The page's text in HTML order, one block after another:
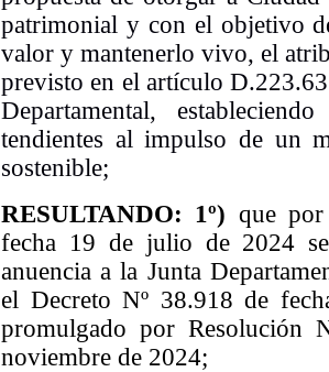
patrimonial y con el objetivo
valor y mantenerlo vivo, el
previsto en el artículo
Departamental,
tendientes al impulso de un
sostenible;
RESULTANDO: 1º) que
fecha 19 de julio de 2024
anuencia a la Junta
el Decreto Nº 38.918 de
promulgado por Resolución
noviembre de 2024;